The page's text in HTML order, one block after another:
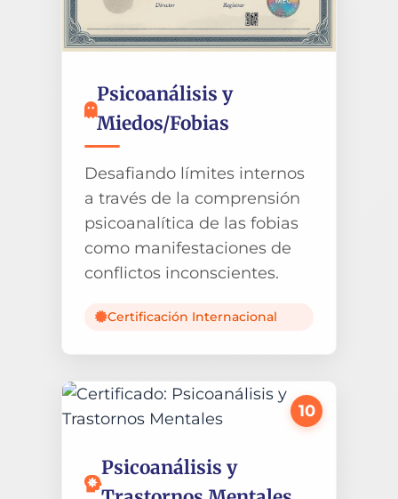
Psicoanálisis y
Miedos/Fobias
Desafiando límites internos
a través de la comprensión
psicoanalítica de las fobias
como manifestaciones de
conflictos inconscientes.
Certificación Internacional
10
Psicoanálisis y